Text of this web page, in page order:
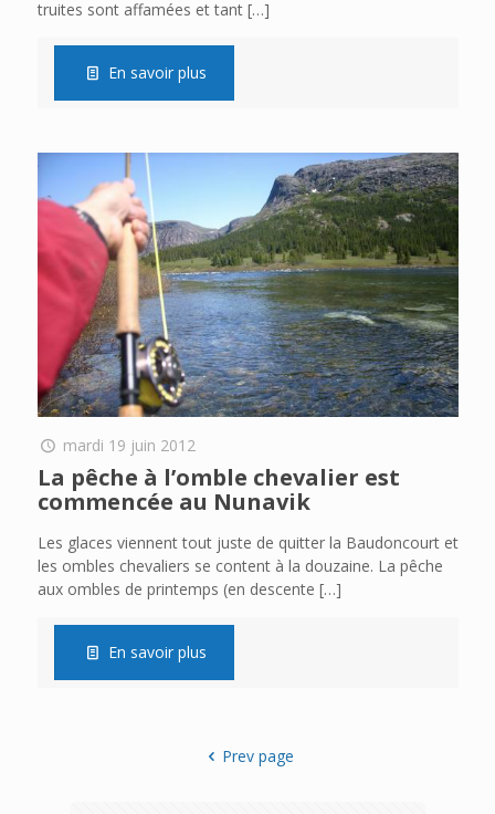
truites sont affamées et tant[…]
En savoir plus
mardi 19 juin 2012
La pêche à l’omble chevalier est
commencée au Nunavik
Les glaces viennent tout juste de quitter la Baudoncourt et
les ombles chevaliers se content à la douzaine. La pêche
aux ombles de printemps (en descente […]
En savoir plus
Prev page